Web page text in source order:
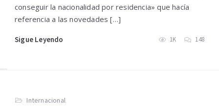
conseguir la nacionalidad por residencia» que hacía
referencia a las novedades […]
Sigue Leyendo 1K 148
Internacional